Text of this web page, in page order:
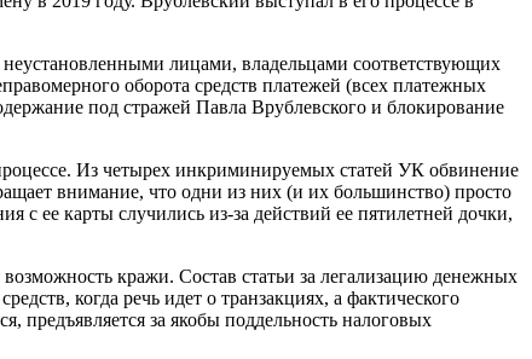
лицами, владельцами соответствующих
оборота средств платежей (всех платежных
под стражей Павла Врублевского и блокирование
Из четырех инкриминируемых статей УК обвинение
внимание, что одни из них (и их большинство) просто
с ее карты случились из-за действий ее пятилетней дочки,
кражи. Состав статьи за легализацию денежных
когда речь идет о транзакциях, а фактического
предъявляется за якобы поддельность налоговых